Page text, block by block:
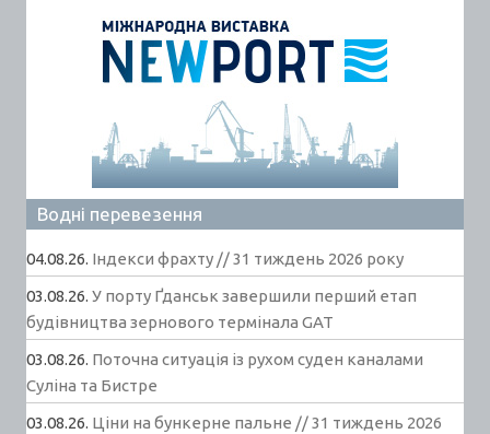
Водні перевезення
04.08.26. Індекси фрахту // 31 тиждень 2026 року
03.08.26. У порту Ґданськ завершили перший етап
будівництва зернового термінала GAT
03.08.26. Поточна ситуація із рухом суден каналами
Суліна та Бистре
03.08.26. Ціни на бункерне пальне // 31 тиждень 2026